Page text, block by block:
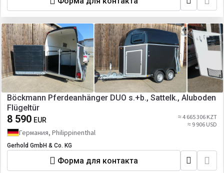
Böckmann Pferdeanhänger DUO s.+b., Sattelk., Aluboden
Flügeltür
8 590 EUR
≈ 4 665 306 KZT
≈ 9 906 USD
Германия, Philippinenthal
Gerhold GmbH & Co. KG
Форма для контакта